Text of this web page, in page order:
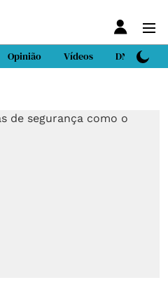
Opinião Vídeos DN Sport